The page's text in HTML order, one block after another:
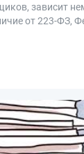
зависит
от 223-ФЗ,